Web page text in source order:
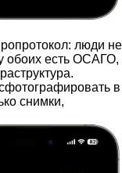
люди не
обоих есть ОСАГО,
в
снимки,